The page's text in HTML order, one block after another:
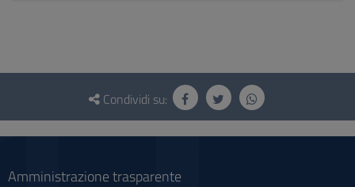
Questionario
social
Condividi su:
Amministrazione trasparente